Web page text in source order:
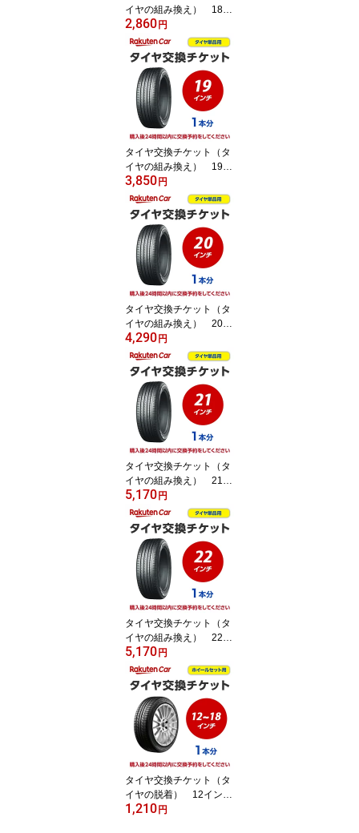
イヤの組み換え） 18イ
ンチ - 【1本】 タイヤ
の脱着・バランス調整込
み【ゴムバルブ交換・タ
イヤ廃棄別】
2,860 円
タイヤ交換チケット（タ
イヤの組み換え） 19イ
ンチ - 【1本】 タイヤ
の脱着・バランス調整込
み【ゴムバルブ交換・タ
イヤ廃棄別】
3,850 円
タイヤ交換チケット（タ
イヤの組み換え） 20イ
ンチ - 【1本】 タイヤ
の脱着・バランス調整込
み【ゴムバルブ交換・タ
イヤ廃棄別】
4,290 円
タイヤ交換チケット（タ
イヤの組み換え） 21イ
ンチ - 【1本】 タイヤ
の脱着・バランス調整込
み【ゴムバルブ交換・タ
イヤ廃棄別】
5,170 円
タイヤ交換チケット（タ
イヤの組み換え） 22イ
ンチ - 【1本】 タイヤ
の脱着・バランス調整込
み【ゴムバルブ交換・タ
イヤ廃棄別】
5,170 円
タイヤ交換チケット（タ
イヤの脱着） 12インチ
～18インチ - 【1本】
1,210 円